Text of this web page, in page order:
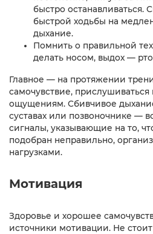
быстро останавливаться.
быстрой ходьбы на
дыхание.
Помнить о правильной
делать носом, выдох —
Главное — на протяжении
самочувствие, прислушиваться
ощущениям. Сбивчивое
суставах или позвоночнике —
сигналы, указывающие на то,
подобран неправильно,
нагрузками.
Мотивация
Здоровье и хорошее
источники мотивации. Не